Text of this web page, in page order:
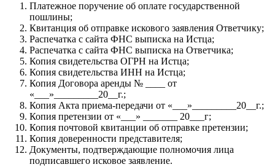
Платежное поручение об оплате государственной
пошлины;
Квитанция об отправке искового заявления Ответчику;
Распечатка с сайта ФНС выписка на Истца;
Распечатка с сайта ФНС выписка на Ответчика;
Копия свидетельства ОГРН на Истца;
Копия свидетельства ИНН на Истца;
Копия Договора аренды № ____ от
«___»_________20__г.;
Копия Акта приема-передачи от «___»_________20__г.;
Копия претензии от «___» _______ 20___г;
Копия почтовой квитанции об отправке претензии;
Копия доверенности представителя;
Документы, подтверждающие полномочия лица
подписавшего исковое заявление.